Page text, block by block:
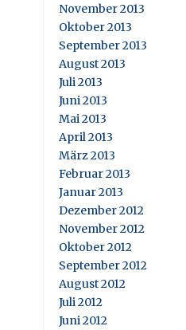
November 2013
Oktober 2013
September 2013
August 2013
Juli 2013
Juni 2013
Mai 2013
April 2013
März 2013
Februar 2013
Januar 2013
Dezember 2012
November 2012
Oktober 2012
September 2012
August 2012
Juli 2012
Juni 2012